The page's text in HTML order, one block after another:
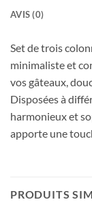
AVIS (0)
Set de trois
minimaliste et
vos gâteaux,
Disposées à
harmonieux et
apporte une
PRODUITS